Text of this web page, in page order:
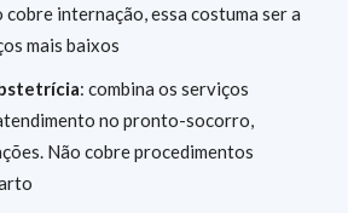
cobre internação, essa costuma ser a
mais baixos
: combina os serviços
no pronto-socorro,
Não cobre procedimentos